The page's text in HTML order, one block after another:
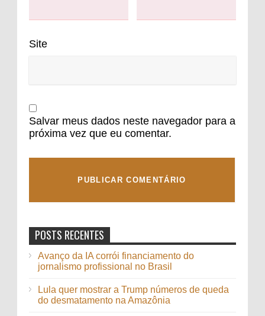
Site
Salvar meus dados neste navegador para a
próxima vez que eu comentar.
POSTS RECENTES
Avanço da IA corrói financiamento do
jornalismo profissional no Brasil
Lula quer mostrar a Trump números de queda
do desmatamento na Amazônia